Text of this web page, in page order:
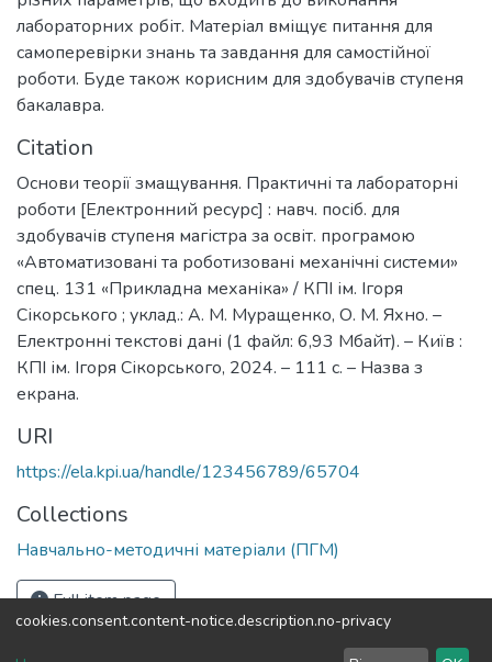
лабораторних робіт. Матеріал вміщує питання для
самоперевірки знань та завдання для самостійної
роботи. Буде також корисним для здобувачів ступеня
бакалавра.
Citation
Основи теорії змащування. Практичні та лабораторні
роботи [Електронний ресурс] : навч. посіб. для
здобувачів ступеня магістра за освіт. програмою
«Автоматизовані та роботизовані механічні системи»
спец. 131 «Прикладна механіка» / КПІ ім. Ігоря
Сікорського ; уклад.: А. М. Муращенко, О. М. Яхно. –
Електронні текстові дані (1 файл: 6,93 Мбайт). – Київ :
КПІ ім. Ігоря Сікорського, 2024. – 111 с. – Назва з
екрана.
URI
https://ela.kpi.ua/handle/123456789/65704
Collections
Навчально-методичні матеріали (ПГМ)
Full item page
cookies.consent.content-notice.description.no-privacy